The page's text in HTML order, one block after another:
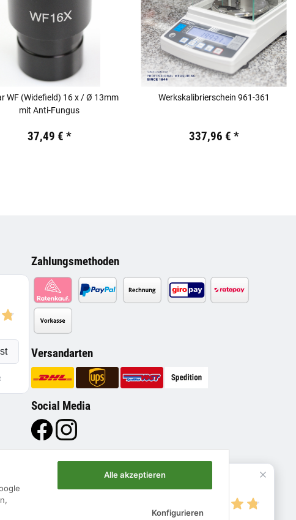
WF (Widefield) 16 x / Ø 13mm
mit Anti-Fungus
inkl. 19% USt.
37,49 € *
Werkskalibrierschein 961-361
19,44 €inkl. 19% USt.
337,96 € *
Zahlungsmethoden
Versandarten
Social Media
Alle akzeptieren
Konfigurieren